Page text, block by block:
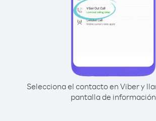
Selecciona el contacto en Viber y
pantalla de información